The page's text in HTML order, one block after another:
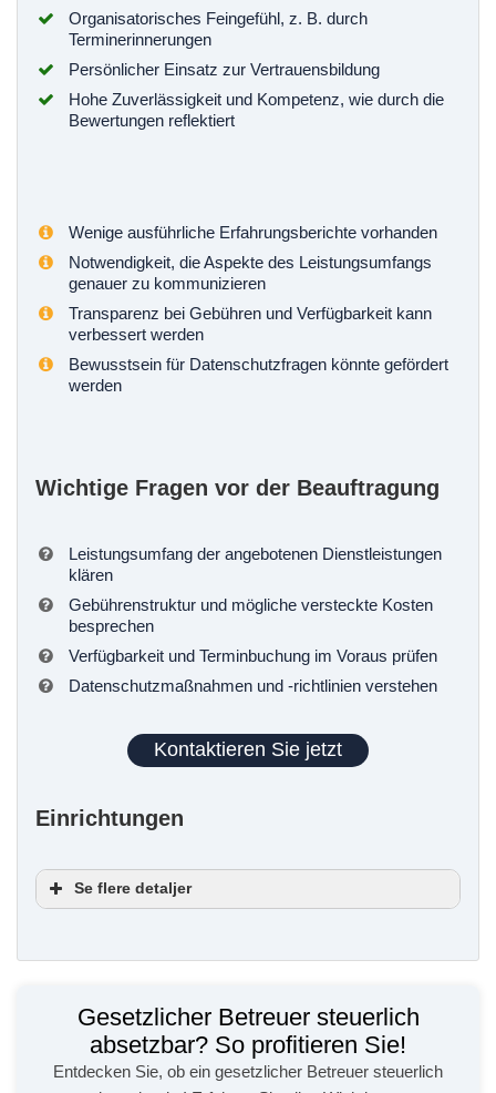
Organisatorisches Feingefühl, z. B. durch
Terminerinnerungen
Persönlicher Einsatz zur Vertrauensbildung
Hohe Zuverlässigkeit und Kompetenz, wie durch die
Bewertungen reflektiert
Wenige ausführliche Erfahrungsberichte vorhanden
Notwendigkeit, die Aspekte des Leistungsumfangs
genauer zu kommunizieren
Transparenz bei Gebühren und Verfügbarkeit kann
verbessert werden
Bewusstsein für Datenschutzfragen könnte gefördert
werden
Wichtige Fragen vor der Beauftragung
Leistungsumfang der angebotenen Dienstleistungen
klären
Gebührenstruktur und mögliche versteckte Kosten
besprechen
Verfügbarkeit und Terminbuchung im Voraus prüfen
Datenschutzmaßnahmen und -richtlinien verstehen
Kontaktieren Sie jetzt
Einrichtungen
Se flere detaljer
Barrierefreiheit
Ausstattung
Gesetzlicher Betreuer steuerlich
absetzbar? So profitieren Sie!
Entdecken Sie, ob ein gesetzlicher Betreuer steuerlich